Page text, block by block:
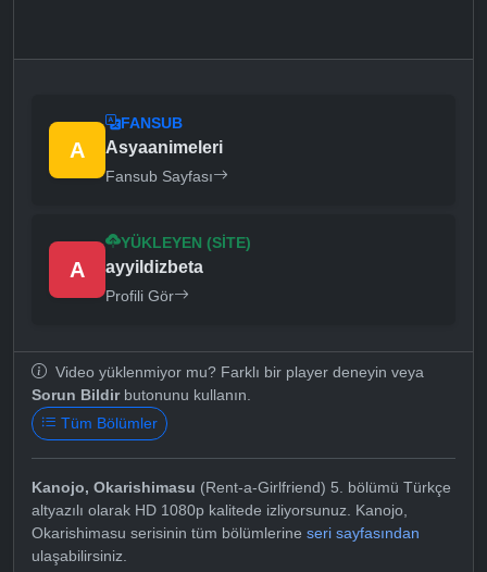
A
FANSUB
Asyaanimeleri
Fansub Sayfası
A
YÜKLEYEN (SITE)
ayyildizbeta
Profili Gör
Video yüklenmiyor mu? Farklı bir player deneyin veya
Sorun Bildirbutonunu kullanın.
Tüm Bölümler
Kanojo, Okarishimasu (Rent-a-Girlfriend) 5. bölümü Türkçe
altyazılı olarak HD 1080p kalitede izliyorsunuz. Kanojo,
Okarishimasu serisinin tüm bölümlerine seri sayfasından
ulaşabilirsiniz.